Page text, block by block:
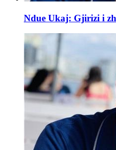
Ndue Ukaj: Gjirizi i